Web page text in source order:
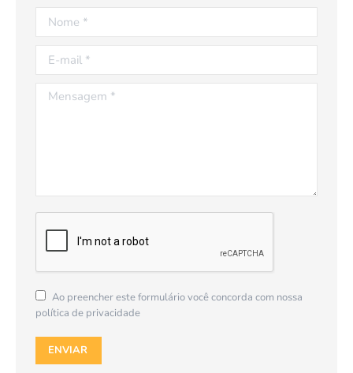
Nome *
E-mail *
Mensagem *
Ao preencher este formulário você concorda com nossa
política de privacidade
ENVIAR